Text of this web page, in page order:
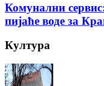
Комунални
пијаће воде за
Култура